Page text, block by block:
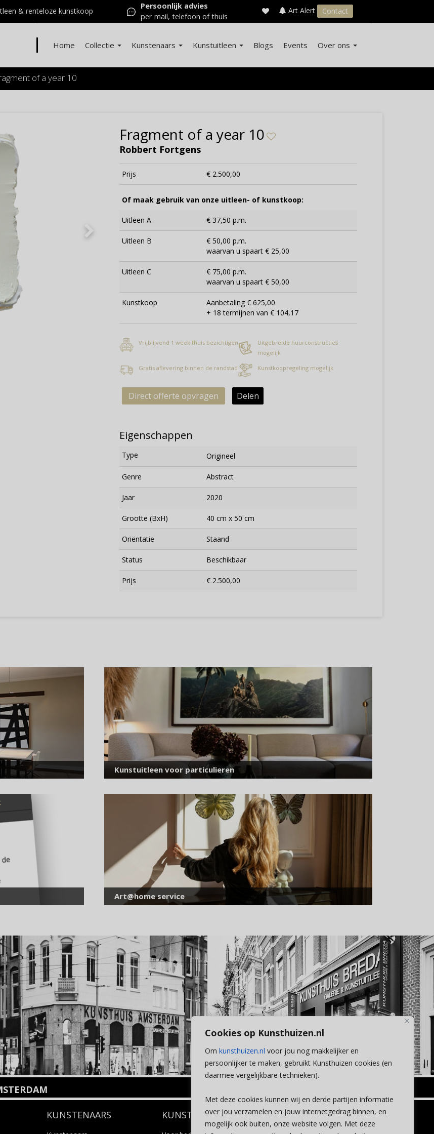
Cookies op Kunsthuizen.nl
Om kunsthuizen.nl voor jou nog makkelijker en
persoonlijker te maken, gebruikt Kunsthuizen cookies (en
daarmee vergelijkbare technieken).
Met deze cookies kunnen wij en derde partijen informatie
over jou verzamelen en jouw internetgedrag binnen, en
mogelijk ook buiten, onze website volgen. Met deze
& renteloze kunstkoop
Persoonlijk advies
per mail, telefoon of thuis
Art Alert Contact
Home Collectie Kunstenaars Kunstuitleen Blogs Events Over ons
of a year 10
Fragment of a year 10
Robbert Fortgens
Prijs € 2.500,00
Of maak gebruik van onze uitleen- of kunstkoop:
Uitleen A € 37,50 p.m.
Uitleen B
€ 50,00 p.m.
waarvan u spaart € 25,00
Uitleen C
€ 75,00 p.m.
waarvan u spaart € 50,00
Kunstkoop
Aanbetaling € 625,00
+ 18 termijnen van € 104,17
Vrijblijvend 1 week thuis bezichtigen
Uitgebreide huurconstructies
mogelijk
Gratis aflevering binnen de randstad
Kunstkoopregeling mogelijk
Direct offerte opvragen Delen
Eigenschappen
Type Origineel
Genre Abstract
Jaar 2020
Grootte (BxH) 40 cm x 50 cm
Oriëntatie Staand
Status Beschikbaar
Prijs € 2.500,00
Kunstuitleen voor particulieren
Art@home service
VX Amsterdam
Wilhelminastraat 11
4818 SB Breda
+31 (0)76 5221309
KUNSTENAARS KUNSTUITLEEN CONTACT
Meld je aan
voor onze nieuwsbrief
E-
mailadres